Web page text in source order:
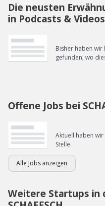
Die neusten
in Podcasts &
Bisher haben
gefunden, wo
Offene Jobs bei
Aktuell haben
Stelle.
Alle Jobs anzeigen
Weitere Startups in